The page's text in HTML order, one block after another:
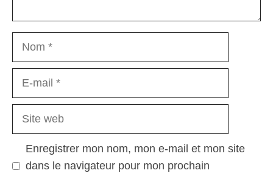
Nom
Site
Enregistrer mon nom, mon e-mail et mon site
dans le navigateur pour mon prochain